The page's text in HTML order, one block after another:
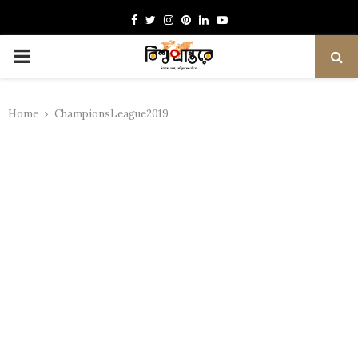
Facebook
TwitterInstagram
Pinterest
LinkedinYoutube
PRIMARY
Home ChampionsLeague2019